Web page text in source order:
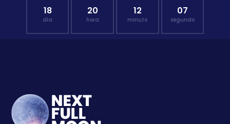
18
día
20
hora
12
minuto
07
segundo